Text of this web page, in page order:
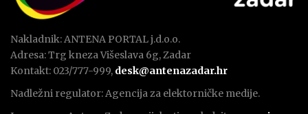
Nakladnik: ANTENA PORTAL j.d.o.o.
Adresa: Trg kneza Višeslava 6g, Zadar
Kontakt: 023/777-999, desk@antenazadar.hr
Nadležni regulator: Agencija za elektorničke medije.